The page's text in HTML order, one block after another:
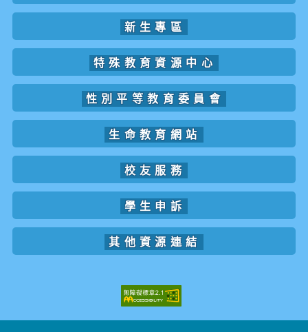
新生專區
特殊教育資源中心
性別平等教育委員會
生命教育網站
校友服務
學生申訴
其他資源連結